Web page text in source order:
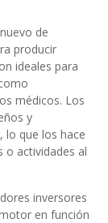
de
producir
ideales para
médicos. Los
y
lo que los hace
o actividades al
inversores
en función